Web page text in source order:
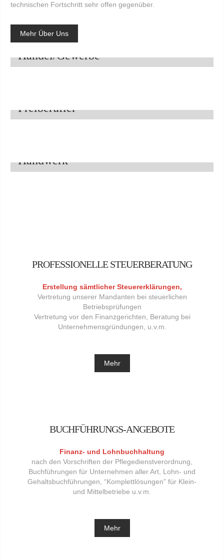
technischen Fortschritt sehr offen gegenüber.
Mehr Über Uns
Handel/Gewerbe
Freiberufler
Handwerk
PROFESSIONELLE STEUERBERATUNG
Erstellung sämtlicher Steuererklärungen,
Vertretung unserer Mandanten bei steuerlichen
Betriebsprüfungen
Vertretung vor den Finanzgerichten, Beratung bei
Unternehmensgründungen, u.v.m.
Mehr
BUCHFÜHRUNGS-ANGEBOTE
Finanz- und Lohnbuchhaltung
nach den Vorschriften der Pflegedienstverordnung,
Buchführungen für Unternehmen aller Art, Lohn- und
Gehaltsbuchführungen, “Komplettlösungen” für Klein-
und Mittelbetriebe u.v.m.
Mehr